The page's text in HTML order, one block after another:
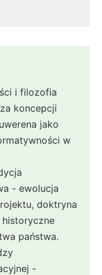
i filozofia
koncepcji
jako
w
- ewolucja
doktryna
państwa.
-